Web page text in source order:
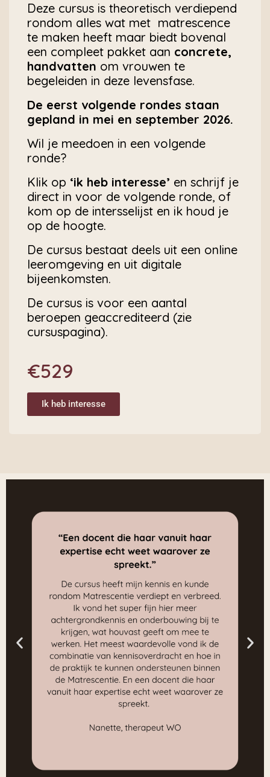
Deze cursus is theoretisch verdiepend
rondom alles wat met matrescence
te maken heeft maar biedt bovenal
een compleet pakket aan concrete,
handvatten om vrouwen te
begeleiden in deze levensfase.
De eerst volgende rondes staan
gepland in mei en september 2026.
Wil je meedoen in een volgende
ronde?
Klik op ‘ik heb interesse’ en schrijf je
direct in voor de volgende ronde, of
kom op de intersselijst en ik houd je
op de hoogte.
De cursus bestaat deels uit een online
leeromgeving en uit digitale
bijeenkomsten.
De cursus is voor een aantal
beroepen geaccrediteerd (zie
cursuspagina).
€529
Ik heb interesse